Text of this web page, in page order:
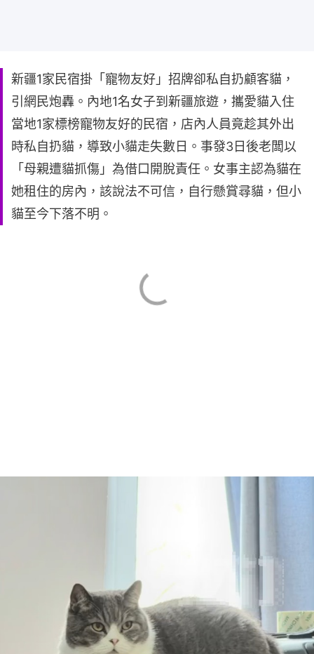
新疆1家民宿掛「寵物友好」招牌卻私自扔顧客貓，
引網民炮轟。內地1名女子到新疆旅遊，攜愛貓入住
當地1家標榜寵物友好的民宿，店內人員竟趁其外出
時私自扔貓，導致小貓走失數日。事發3日後老闆以
「母親遭貓抓傷」為借口開脫責任。女事主認為貓在
她租住的房內，該說法不可信，自行懸賞尋貓，但小
貓至今下落不明。